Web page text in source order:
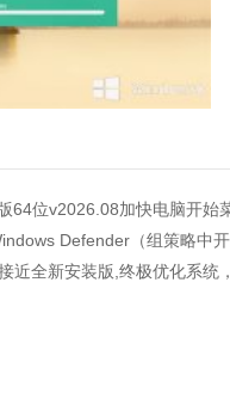
64位v2026.08加快电脑开
Defender（组策略中
近全新安装版,终极优化系统